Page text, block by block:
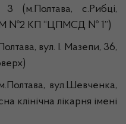
с.Рибці,
№2 КП “ЦПМСД № 1”)
вул. І. Мазепи, 36,
вул.Шевченка,
клінічна лікарня імені